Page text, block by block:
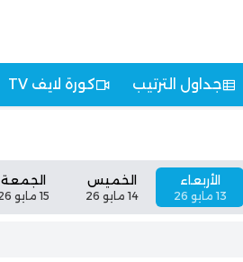
جداول الترتيب كورة لايف TV
الأربعاء
13 مايو 26
الخميس
14 مايو 26
الجمعة
15 مايو 26